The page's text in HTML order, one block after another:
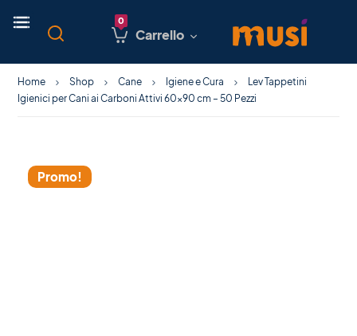
Carrello
Home Shop Cane Igiene e Cura
Lev Tappetini
Igienici per Cani ai Carboni Attivi 60×90 cm – 50 Pezzi
Promo!